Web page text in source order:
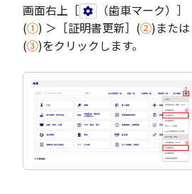
画面右上［
（歯車マーク）］
(①) ＞［証明書更新］(②)または
(③)をクリックします。